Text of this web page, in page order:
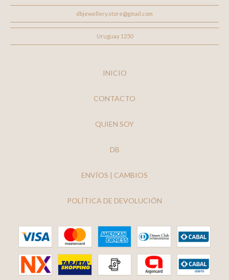
dbjewellery.store@gmail.com
Uruguay 1250
INICIO
CONTACTO
QUIEN SOY
DB
ENVÍOS | CAMBIOS
POLÍTICA DE DEVOLUCIÓN